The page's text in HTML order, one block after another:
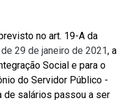
no art. 19-A da
29 de janeiro de 2021, a
Social e para o
do Servidor Público -
salários passou a ser